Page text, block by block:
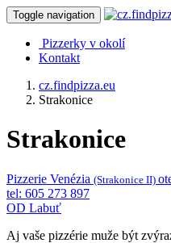
Toggle navigation
Pizzerky v okolí
Kontakt
cz.findpizza.eu
Strakonice
Strakonice
Pizzerie Venézia (Strakonice II)
tel: 605 273 897
OD Labuť
Aj vaše pizzérie muže být